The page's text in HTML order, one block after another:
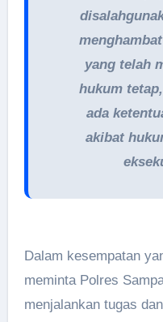
yang telah
hukum
ada
akibat
Dalam kesempatan
meminta Polres
menjalankan tugas